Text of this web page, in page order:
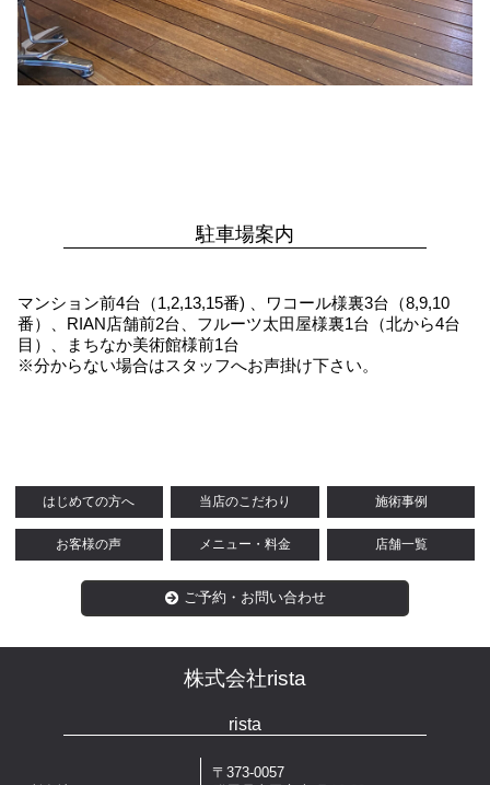
駐車場案内
マンション前4台（1,2,13,15番) 、ワコール様裏3台（8,9,10
番）、RIAN店舗前2台、フルーツ太田屋様裏1台（北から4台
目）、まちなか美術館様前1台
※分からない場合はスタッフへお声掛け下さい。
はじめての方へ 当店のこだわり 施術事例
お客様の声 メニュー・料金 店舗一覧
ご予約・お問い合わせ
株式会社rista
rista
〒373-0057